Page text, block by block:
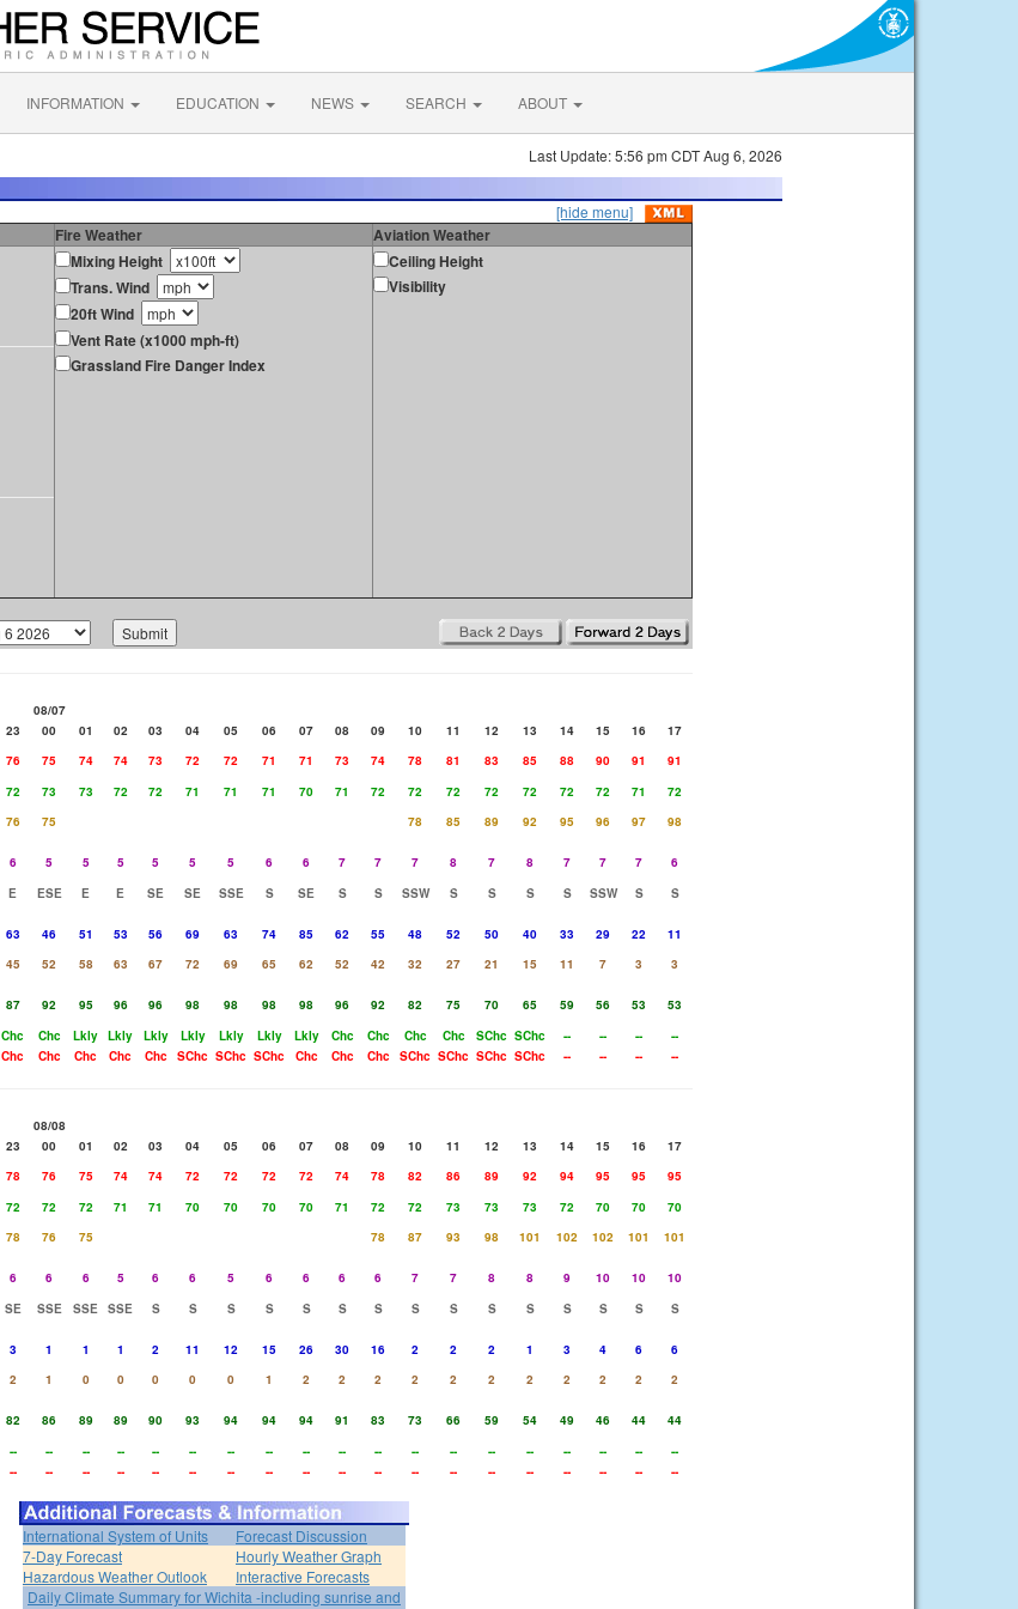
INFORMATION EDUCATION NEWS SEARCH ABOUT
Last Update: 5:56 pm CDT Aug 6, 2026
[hide menu]
Fire Weather
Aviation Weather
Mixing Height
Trans. Wind
20ft Wind
Vent Rate (x1000 mph-ft)
Grassland Fire Danger Index
Ceiling Height
Visibility
08/07
23 00 01 02 03 04 05 06 07 08 09 10 11 12 13 14 15 16
17
76 75 74 74 73 72 72 71 71 73 74 78 81 83 85 88 90 91
91
72 73 73 72 72 71 71 71 70 71 72 72 72 72 72 72 72 71
72
76 75 78 85 89 92 95 96 97
98
6 5 5 5 5 5 5 6 6 7 7 7 8 7 8 7 7 7
6
E ESE E E SE SE SSE S SE S S SSW S S S S SSW S
S
63 46 51 53 56 69 63 74 85 62 55 48 52 50 40 33 29 22
11
45 52 58 63 67 72 69 65 62 52 42 32 27 21 15 11 7 3
3
87 92 95 96 96 98 98 98 98 96 92 82 75 70 65 59 56 53
53
Chc Chc Lkly Lkly Lkly Lkly Lkly Lkly Lkly Chc Chc Chc Chc SChc SChc -- -- --
--
Chc Chc Chc Chc Chc SChc SChc SChc Chc Chc Chc SChc SChc SChc SChc -- -- -- --
08/08
23 00 01 02 03 04 05 06 07 08 09 10 11 12 13 14 15 16
17
78 76 75 74 74 72 72 72 72 74 78 82 86 89 92 94 95 95
95
72 72 72 71 71 70 70 70 70 71 72 72 73 73 73 72 70 70
70
78 76 75 78 87 93 98 101 102 102 101
101
6 6 6 5 6 6 5 6 6 6 6 7 7 8 8 9 10 10
10
SE SSE SSE SSE S S S S S S S S S S S S S S
S
3 1 1 1 2 11 12 15 26 30 16 2 2 2 1 3 4 6
6
2 1 0 0 0 0 0 1 2 2 2 2 2 2 2 2 2 2
2
82 86 89 89 90 93 94 94 94 91 83 73 66 59 54 49 46 44
44
-- -- -- -- -- -- -- -- -- -- -- -- -- -- -- -- -- --
--
-- -- -- -- -- -- -- -- -- -- -- -- -- -- -- -- -- -- --
International System of Units
Forecast Discussion
7-Day Forecast
Hourly Weather Graph
Hazardous Weather Outlook
Interactive Forecasts
Daily Climate Summary for Wichita -including sunrise and